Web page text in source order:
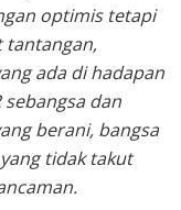
optimis tetapi
tantangan,
ada di hadapan
sebangsa dan
berani, bangsa
tidak takut